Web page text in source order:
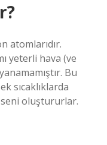
atomlarıdır.
yeterli hava (ve
Bu
sıcaklıklarda
oluştururlar.